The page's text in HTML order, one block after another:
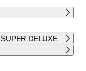
DELUXE